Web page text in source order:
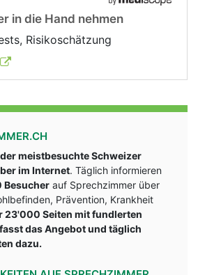
in die Hand nehmen
Risikoschätzung
meistbesuchte Schweizer
im Internet. Täglich informieren
Besucher auf Sprechzimmer über
Prävention, Krankheit
23'000 Seiten mit fundlerten
das Angebot und täglich
dazu.